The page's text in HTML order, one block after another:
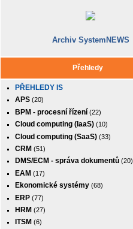
Archiv SystemNEWS
Přehledy
PŘEHLEDY IS
APS (20)
BPM - procesní řízení (22)
Cloud computing (IaaS) (10)
Cloud computing (SaaS) (33)
CRM (51)
DMS/ECM - správa dokumentů (20)
EAM (17)
Ekonomické systémy (68)
ERP (77)
HRM (27)
ITSM (6)